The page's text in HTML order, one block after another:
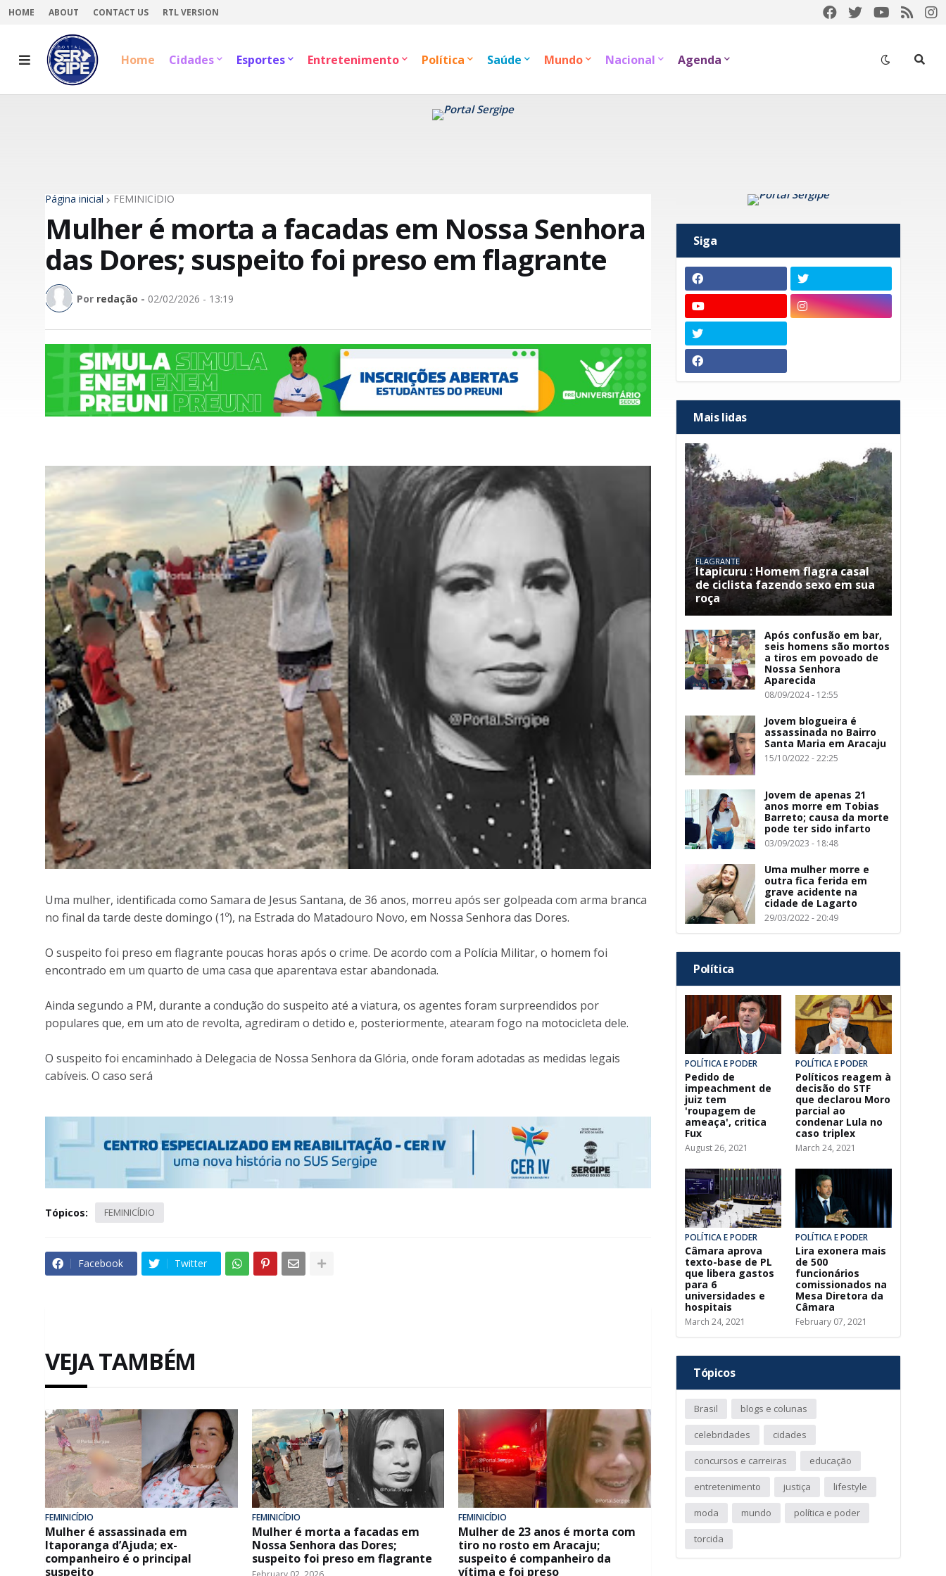
HOME ABOUT CONTACT US RTL VERSION
Home Cidades Esportes Entretenimento Política Saúde Mundo Nacional Agenda
Página inicial FEMINICÍDIO
Mulher é morta a facadas em Nossa Senhora
das Dores; suspeito foi preso em flagrante
Por redação - 02/02/2026 - 13:19
Uma mulher, identificada como Samara de Jesus Santana, de 36 anos, morreu após ser golpeada com arma branca
no final da tarde deste domingo (1º), na Estrada do Matadouro Novo, em Nossa Senhora das Dores.
O suspeito foi preso em flagrante poucas horas após o crime. De acordo com a Polícia Militar, o homem foi
encontrado em um quarto de uma casa que aparentava estar abandonada.
Ainda segundo a PM, durante a condução do suspeito até a viatura, os agentes foram surpreendidos por
populares que, em um ato de revolta, agrediram o detido e, posteriormente, atearam fogo na motocicleta dele.
O suspeito foi encaminhado à Delegacia de Nossa Senhora da Glória, onde foram adotadas as medidas legais
cabíveis. O caso será
Tópicos: FEMINICÍDIO
Facebook Twitter
VEJA TAMBÉM
FEMINICÍDIO
Mulher é assassinada em
Itaporanga d’Ajuda; ex-
companheiro é o principal
suspeito
FEMINICÍDIO
Mulher é morta a facadas em
Nossa Senhora das Dores;
suspeito foi preso em flagrante
FEMINICÍDIO
Mulher de 23 anos é morta com
tiro no rosto em Aracaju;
suspeito é companheiro da
vítima e foi preso
Siga
Mais lidas
FLAGRANTE
Itapicuru : Homem flagra casal
de ciclista fazendo sexo em sua
roça
Após confusão em bar,
seis homens são mortos
a tiros em povoado de
Nossa Senhora
Aparecida
08/09/2024 - 12:55
Jovem blogueira é
assassinada no Bairro
Santa Maria em Aracaju
15/10/2022 - 22:25
Jovem de apenas 21
anos morre em Tobias
Barreto; causa da morte
pode ter sido infarto
03/09/2023 - 18:48
Uma mulher morre e
outra fica ferida em
grave acidente na
cidade de Lagarto
29/03/2022 - 20:49
Política
POLÍTICA E PODER
Pedido de
impeachment de
juiz tem
'roupagem de
ameaça', critica
Fux
August 26, 2021
POLÍTICA E PODER
Políticos reagem à
decisão do STF
que declarou Moro
parcial ao
condenar Lula no
caso triplex
March 24, 2021
POLÍTICA E PODER
Câmara aprova
texto-base de PL
que libera gastos
para 6
universidades e
hospitais
March 24, 2021
POLÍTICA E PODER
Lira exonera mais
de 500
funcionários
comissionados na
Mesa Diretora da
Câmara
February 07, 2021
Tópicos
Brasil blogs e colunas
celebridades cidades
concursos e carreiras educação
entretenimento justiça lifestyle
moda mundo política e poder
torcida